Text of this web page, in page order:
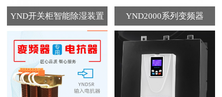
YND开关柜智能除湿装置 YND2000系列变频器